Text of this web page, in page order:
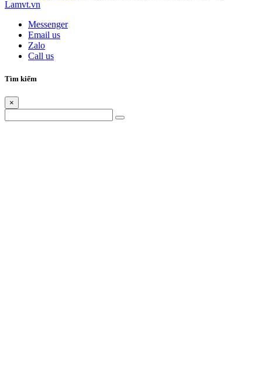
Lamvt.vn
Messenger
Email us
Zalo
Call us
Tìm kiếm
×